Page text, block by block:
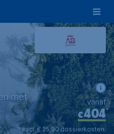
met
€404*
vanaf
*excl. € 25,90 dossierkosten.